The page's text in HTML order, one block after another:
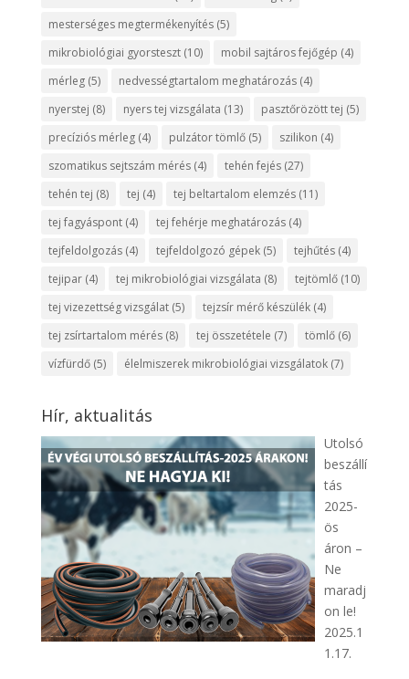
mesterséges megtermékenyítés(5)
mikrobiológiai gyorsteszt(10) mobil sajtáros fejőgép (4)
mérleg(5) nedvességtartalom meghatározás(4)
nyerstej (8) nyers tej vizsgálata (13) pasztőrözött tej (5)
precíziós mérleg(4) pulzátor tömlő(5) szilikon (4)
szomatikus sejtszám mérés(4) tehén fejés(27)
tehén tej (8) tej (4) tej beltartalom elemzés(11)
tej fagyáspont(4) tej fehérje meghatározás(4)
tejfeldolgozás(4) tejfeldolgozó gépek(5) tejhűtés(4)
tejipar(4) tej mikrobiológiai vizsgálata (8) tejtömlő(10)
tej vizezettség vizsgálat(5) tejzsír mérő készülék(4)
tej zsírtartalom mérés(8) tej összetétele (7) tömlő(6)
vízfürdő(5) élelmiszerek mikrobiológiai vizsgálatok(7)
Hír, aktualitás
Utolsó
beszállí
tás
2025-
ös
áron –
Ne
maradj
on le!
2025.1
1.17.